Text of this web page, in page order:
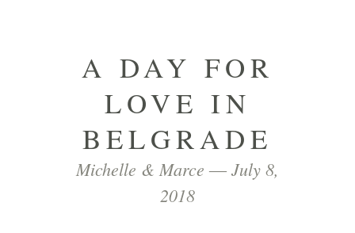
A DAY FOR
LOVE IN
BELGRADE
Michelle & Marce ― July 8,
2018